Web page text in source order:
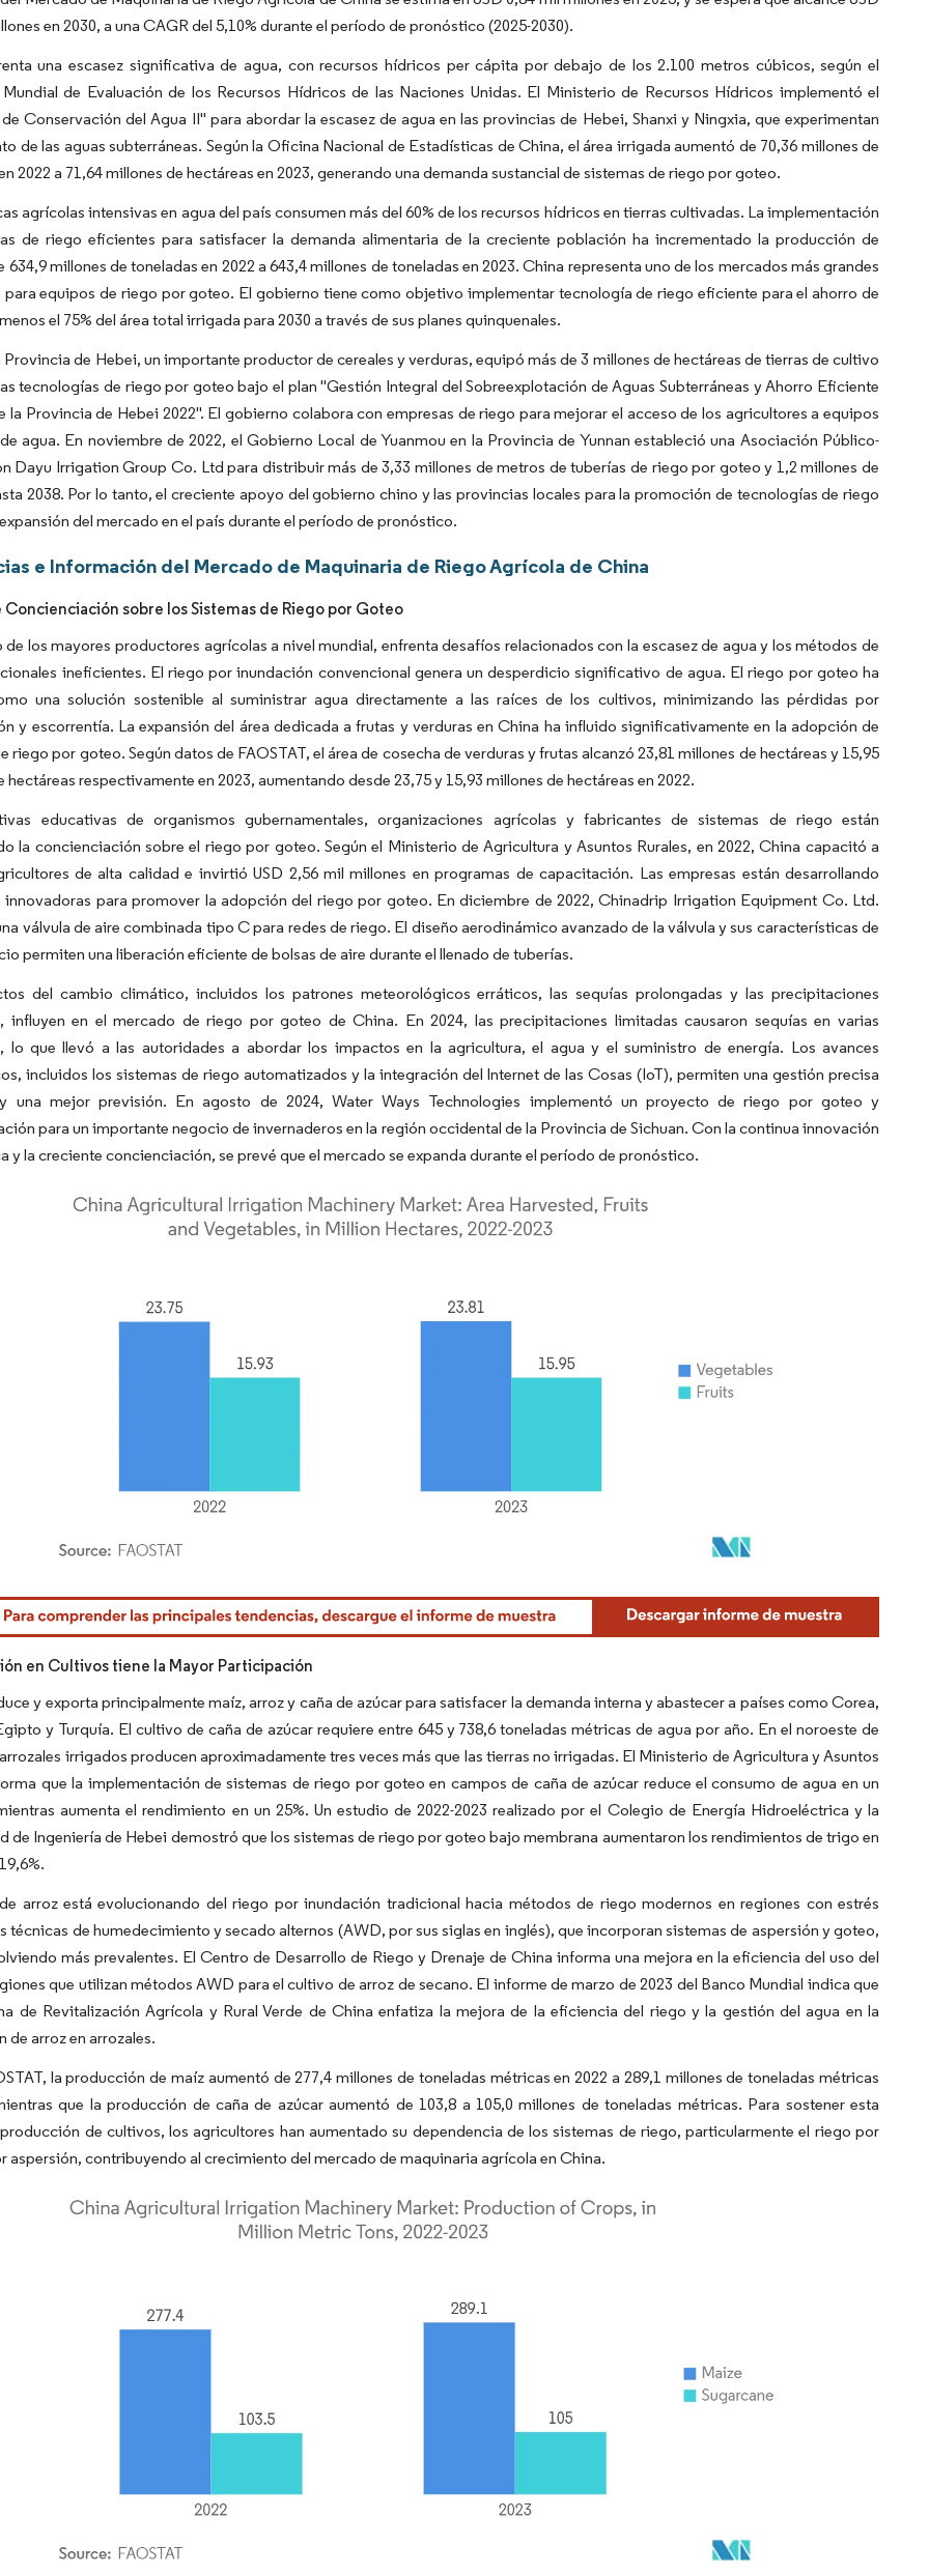
en 2030, a una CAGR del 5,10% durante el período de pronóstico (2025-2030).
una escasez significativa de agua, con recursos hídricos per cápita por debajo de los 2.100 metros cúbicos, según el
de Evaluación de los Recursos Hídricos de las Naciones Unidas. El Ministerio de Recursos Hídricos implementó el
Conservación del Agua II" para abordar la escasez de agua en las provincias de Hebei, Shanxi y Ningxia, que experimentan
de las aguas subterráneas. Según la Oficina Nacional de Estadísticas de China, el área irrigada aumentó de 70,36 millones de
2022 a 71,64 millones de hectáreas en 2023, generando una demanda sustancial de sistemas de riego por goteo.
agrícolas intensivas en agua del país consumen más del 60% de los recursos hídricos en tierras cultivadas. La implementación
de riego eficientes para satisfacer la demanda alimentaria de la creciente población ha incrementado la producción de
634,9 millones de toneladas en 2022 a 643,4 millones de toneladas en 2023. China representa uno de los mercados más grandes
para equipos de riego por goteo. El gobierno tiene como objetivo implementar tecnología de riego eficiente para el ahorro de
el 75% del área total irrigada para 2030 a través de sus planes quinquenales.
Provincia de Hebei, un importante productor de cereales y verduras, equipó más de 3 millones de hectáreas de tierras de cultivo
tecnologías de riego por goteo bajo el plan "Gestión Integral del Sobreexplotación de Aguas Subterráneas y Ahorro Eficiente
la Provincia de Hebei 2022". El gobierno colabora con empresas de riego para mejorar el acceso de los agricultores a equipos
agua. En noviembre de 2022, el Gobierno Local de Yuanmou en la Provincia de Yunnan estableció una Asociación Público-
Dayu Irrigation Group Co. Ltd para distribuir más de 3,33 millones de metros de tuberías de riego por goteo y 1,2 millones de
2038. Por lo tanto, el creciente apoyo del gobierno chino y las provincias locales para la promoción de tecnologías de riego
del mercado en el país durante el período de pronóstico.
e Información del Mercado de Maquinaria de Riego Agrícola de China
sobre los Sistemas de Riego por Goteo
de los mayores productores agrícolas a nivel mundial, enfrenta desafíos relacionados con la escasez de agua y los métodos de
ineficientes. El riego por inundación convencional genera un desperdicio significativo de agua. El riego por goteo ha
una solución sostenible al suministrar agua directamente a las raíces de los cultivos, minimizando las pérdidas por
y escorrentía. La expansión del área dedicada a frutas y verduras en China ha influido significativamente en la adopción de
riego por goteo. Según datos de FAOSTAT, el área de cosecha de verduras y frutas alcanzó 23,81 millones de hectáreas y 15,95
hectáreas respectivamente en 2023, aumentando desde 23,75 y 15,93 millones de hectáreas en 2022.
educativas de organismos gubernamentales, organizaciones agrícolas y fabricantes de sistemas de riego están
la concienciación sobre el riego por goteo. Según el Ministerio de Agricultura y Asuntos Rurales, en 2022, China capacitó a
de alta calidad e invirtió USD 2,56 mil millones en programas de capacitación. Las empresas están desarrollando
innovadoras para promover la adopción del riego por goteo. En diciembre de 2022, Chinadrip Irrigation Equipment Co. Ltd.
válvula de aire combinada tipo C para redes de riego. El diseño aerodinámico avanzado de la válvula y sus características de
permiten una liberación eficiente de bolsas de aire durante el llenado de tuberías.
del cambio climático, incluidos los patrones meteorológicos erráticos, las sequías prolongadas y las precipitaciones
influyen en el mercado de riego por goteo de China. En 2024, las precipitaciones limitadas causaron sequías en varias
lo que llevó a las autoridades a abordar los impactos en la agricultura, el agua y el suministro de energía. Los avances
incluidos los sistemas de riego automatizados y la integración del Internet de las Cosas (IoT), permiten una gestión precisa
una mejor previsión. En agosto de 2024, Water Ways Technologies implementó un proyecto de riego por goteo y
para un importante negocio de invernaderos en la región occidental de la Provincia de Sichuan. Con la continua innovación
y la creciente concienciación, se prevé que el mercado se expanda durante el período de pronóstico.
Intelligence. El uso requiere atribución según CC BY 4.0.
en Cultivos tiene la Mayor Participación
y exporta principalmente maíz, arroz y caña de azúcar para satisfacer la demanda interna y abastecer a países como Corea,
y Turquía. El cultivo de caña de azúcar requiere entre 645 y 738,6 toneladas métricas de agua por año. En el noroeste de
irrigados producen aproximadamente tres veces más que las tierras no irrigadas. El Ministerio de Agricultura y Asuntos
que la implementación de sistemas de riego por goteo en campos de caña de azúcar reduce el consumo de agua en un
aumenta el rendimiento en un 25%. Un estudio de 2022-2023 realizado por el Colegio de Energía Hidroeléctrica y la
de Ingeniería de Hebei demostró que los sistemas de riego por goteo bajo membrana aumentaron los rendimientos de trigo en
arroz está evolucionando del riego por inundación tradicional hacia métodos de riego modernos en regiones con estrés
técnicas de humedecimiento y secado alternos (AWD, por sus siglas en inglés), que incorporan sistemas de aspersión y goteo,
más prevalentes. El Centro de Desarrollo de Riego y Drenaje de China informa una mejora en la eficiencia del uso del
que utilizan métodos AWD para el cultivo de arroz de secano. El informe de marzo de 2023 del Banco Mundial indica que
de Revitalización Agrícola y Rural Verde de China enfatiza la mejora de la eficiencia del riego y la gestión del agua en la
de arroz en arrozales.
la producción de maíz aumentó de 277,4 millones de toneladas métricas en 2022 a 289,1 millones de toneladas métricas
que la producción de caña de azúcar aumentó de 103,8 a 105,0 millones de toneladas métricas. Para sostener esta
de cultivos, los agricultores han aumentado su dependencia de los sistemas de riego, particularmente el riego por
aspersión, contribuyendo al crecimiento del mercado de maquinaria agrícola en China.